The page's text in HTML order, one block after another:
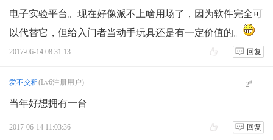
更改账号名称
请教一下阳台鱼竿天线的另一根振子
电子实验平台。现在好像派不上啥用场了，因为软件完全可
以代替它，但给入门者当动手玩具还是有一定价值的。
2017-06-14 08:31:13 回复
爱不交租(Lv6注册用户) 2#
当年好想拥有一台
2017-06-14 11:03:36 回复